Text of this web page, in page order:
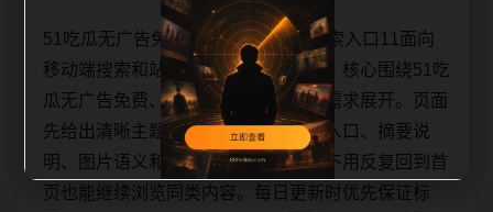
51吃瓜无广告免费投稿入口移动端搜索入口11面向
移动端搜索和站内连续阅读场景整理，核心围绕51吃
瓜无广告免费、投稿入口和相关长尾需求展开。页面
先给出清晰主题，再补充移动端搜索入口、摘要说
明、图片语义和可点击入口，让用户不用反复回到首
页也能继续浏览同类内容。每日更新时优先保证标